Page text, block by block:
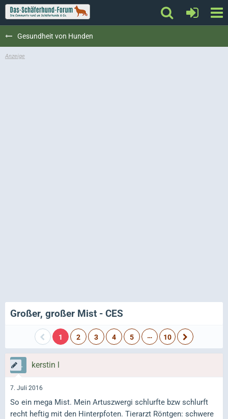
Gesundheit von Hunden
Großer, großer Mist - CES
1 2 3 4 5 … 10
kerstin l
7. Juli 2016
So ein mega Mist. Mein Artuszwergi schlurfte bzw schlurft
recht heftig mit den Hinterpfoten. Tierarzt Röntgen: schwere